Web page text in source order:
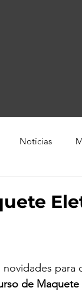
Notícias
Lumion
de